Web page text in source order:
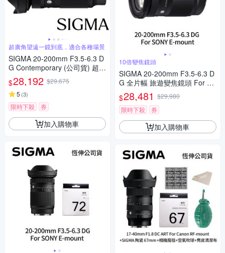
超廣角望遠一鏡到底，適合各種場景
SIGMA 20-200mm F3.5-6.3 D
G Contemporary (公司貨) 超廣
角變焦鏡頭 旅遊鏡 全片幅無反
微單眼鏡頭
$28,192 $29,675
5 (3)
限時下殺 券
加入購物車
10倍變焦鏡頭
SIGMA 20-200mm F3.5-6.3 D
G 全片幅 旅遊變焦鏡頭 For S
ONY E-mount (公司貨)
$28,481 $29,980
限時下殺
券
加入購物車